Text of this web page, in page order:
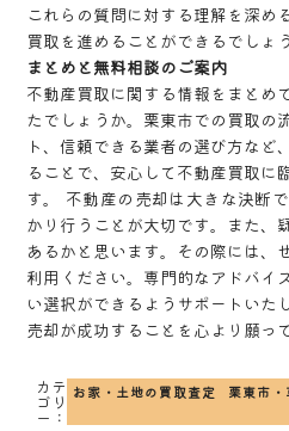
これらの質問に対する理解を深め
買取を進めることができるでしょう
まとめと無料相談のご案内
不動産買取に関する情報をまとめ
たでしょうか。栗東市での買取の
ト、信頼できる業者の選び方など
ることで、安心して不動産買取に
す。 不動産の売却は大きな決断
かり行うことが大切です。また、
あるかと思います。その際には、
利用ください。専門的なアドバイ
い選択ができるようサポートいた
売却が成功することを心より願っ
カテ
ゴリ
ー：
お家・土地の買取査定 栗東市